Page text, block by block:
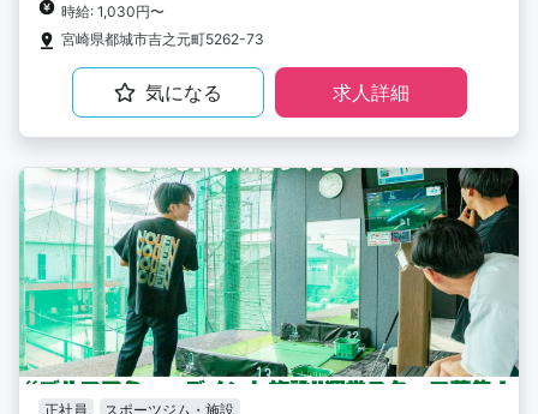
時給: 1,030円〜
宮崎県都城市吉之元町5262-73
気になる 求人詳細
正社員 スポーツジム・施設